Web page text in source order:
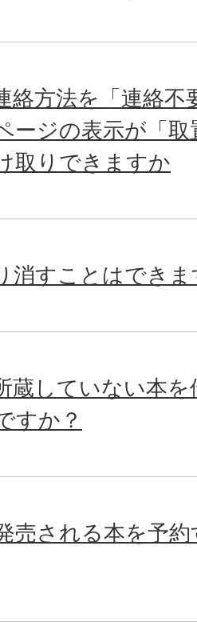
絡方法を「連絡不
ージの表示が「
取りできますか
消すことはでき
蔵していない本
すか？
売される本を予